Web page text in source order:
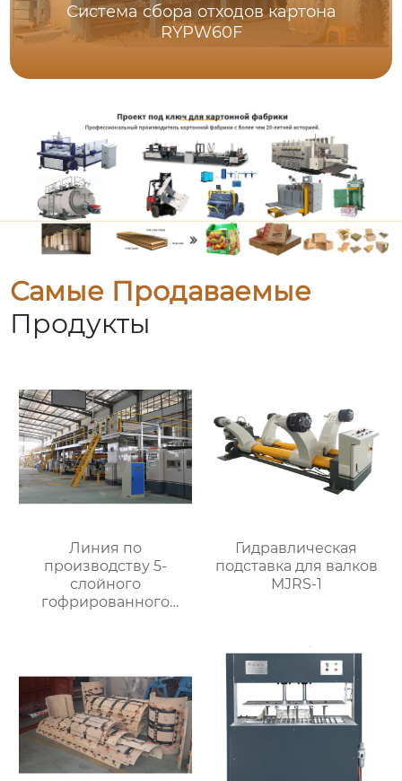
Система сбора отходов картона
RYPW60F
Самые Продаваемые
Продукты
Линия по
производству 5-
слойного
гофрированного
Гидравлическая
подставка для валков
MJRS-1